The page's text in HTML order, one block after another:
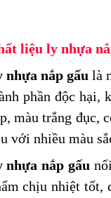
liệu ly nhựa
nhựa nắp gấu là
phần độc hại,
màu trắng đục,
với nhiều màu
nhựa nắp gấu
chịu nhiệt tốt,